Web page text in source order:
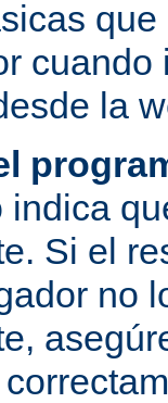
la
indica
Si el
no